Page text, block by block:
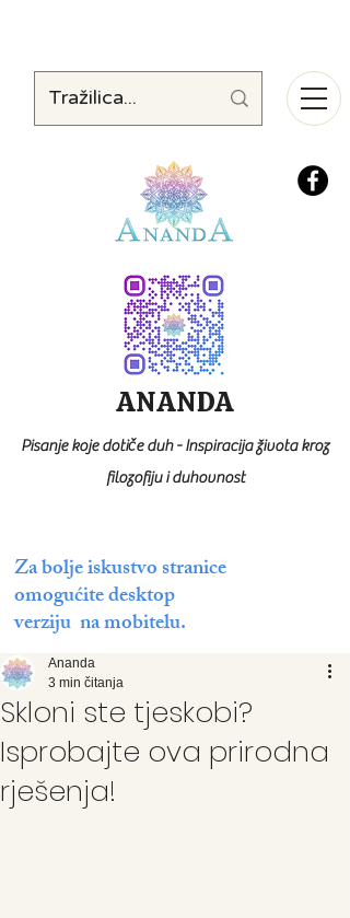
Za bolje iskustvo stranice
omogućite desktop
verziju na mobitelu.
ANANDA
Pisanje koje dotiče duh - Inspiracija života kroz
filozofiju i duhovnost
Skloni ste tjeskobi?
Isprobajte ova prirodna
rješenja!
Ananda
3 min čitanja